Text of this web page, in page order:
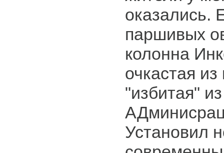
оказались.
паршивых
колонна
очкастая из
"избитая"
Установил